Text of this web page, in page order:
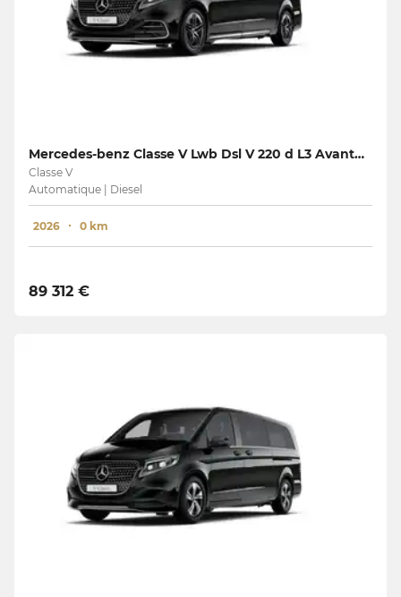
Mercedes-benz Classe V Lwb Dsl V 220 d L3 Avantgarde
Classe V
Automatique | Diesel
2026 0 km
89 312 €